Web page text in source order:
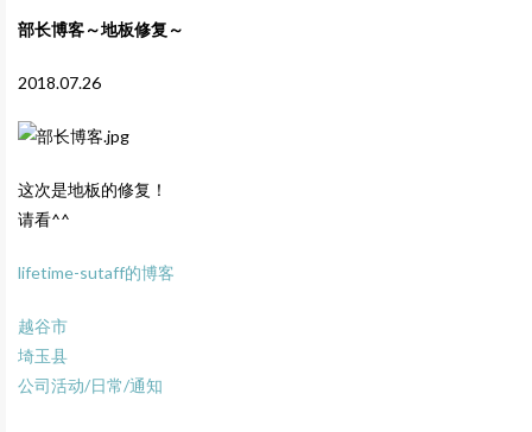
部长博客～地板修复～
2018.07.26
这次是地板的修复！
请看^^
lifetime-sutaff的博客
越谷市
埼玉县
公司活动/日常/通知